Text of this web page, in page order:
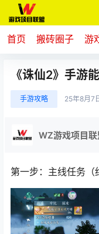
首页 搬砖圈子 游
《诛仙2》手游
手游攻略 25年8月7
WZ游戏项目联
第一步：主线任务（